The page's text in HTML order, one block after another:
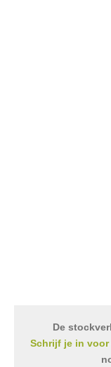
De
Schrijf je in